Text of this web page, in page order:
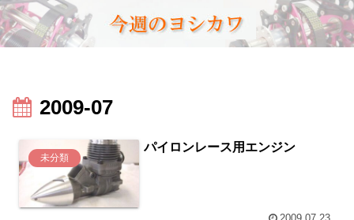
2009-07
未分類
パイロンレース用エンジン
2009.07.23